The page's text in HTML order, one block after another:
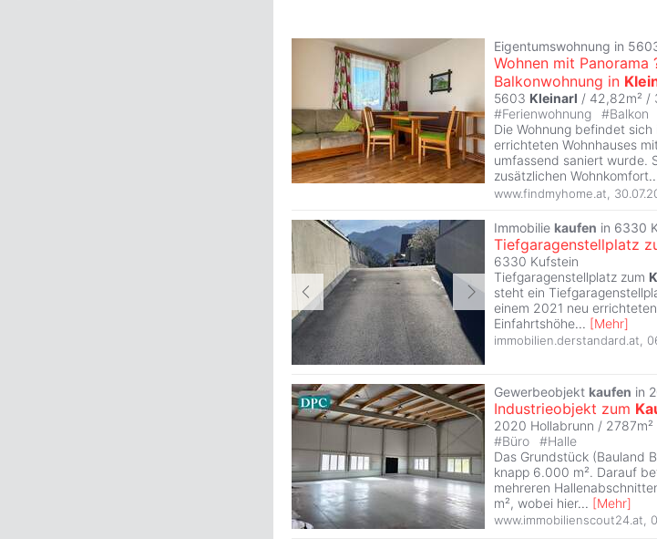
Eigentumswohnung in
Wohnen mit
Balkonwohnung in
5603 Kleinarl / 42,82m² /
#Ferienwohnung #Balkon
Die Wohnung befindet
errichteten Wohnhauses
umfassend saniert wurde.
zusätzlichen Wohnkomfort...
www.findmyhome.at
Immobilie kaufen in 6330
Tiefgaragenstellplatz
6330 Kufstein
Tiefgaragenstellplatz zum
steht ein
einem 2021 neu
Einfahrtshöhe... [Mehr]
immobilien.derstandard.at,
Gewerbeobjekt kaufen in
Industrieobjekt zum
2020 Hollabrunn / 2787m²
#Büro #Halle
Das Grundstück (Bauland
knapp 6.000 m². Darauf
mehreren
m², wobei hier... [Mehr]
www.immobilienscout24.at,